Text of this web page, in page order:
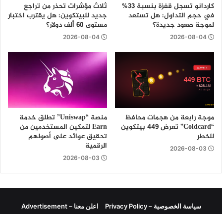
كاردانو تسجل قفزة بنسبة 33%
في حجم التداول: هل تستعد
لموجة صعود جديدة؟
2026-08-04
ثلاث مؤشرات تحذر من تراجع
جديد للبيتكوين: هل يقترب اختبار
مستوى 60 ألف دولار؟
2026-08-04
موجة رابعة من هجمات محافظ
“Coldcard” تعرض 449 بيتكوين
للخطر
2026-08-03
منصة “Uniswap” تطلق خدمة
Earn لتمكين المستخدمين من
تحقيق عوائد على أصولهم
الرقمية
2026-08-03
سياسة الخصوصية – Privacy Policy اعلن معنا – Advertisement